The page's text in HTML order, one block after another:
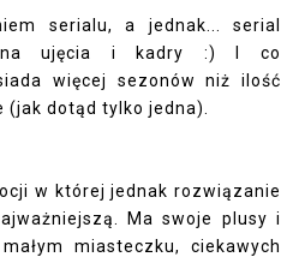
serialu, a jednak... serial
na ujęcia i kadry :) I co
więcej sezonów niż ilość
(jak dotąd tylko jedna).
w której jednak rozwiązanie
Ma swoje plusy i
miasteczku, ciekawych